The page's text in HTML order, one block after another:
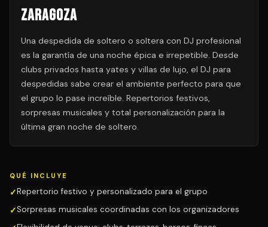
Zaragoza
Una despedida de soltero o soltera con DJ profesional
es la garantía de una noche épica e irrepetible. Desde
clubs privados hasta yates y villas de lujo, el DJ para
despedidas sabe crear el ambiente perfecto para que
el grupo lo pase increíble. Repertorios festivos,
sorpresas musicales y total personalización para la
última gran noche de soltero.
QUÉ INCLUYE
Repertorio festivo y personalizado para el grupo
Sorpresas musicales coordinadas con los organizadores